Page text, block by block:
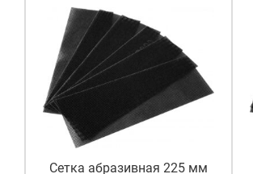
Сетка абразивная 225 мм